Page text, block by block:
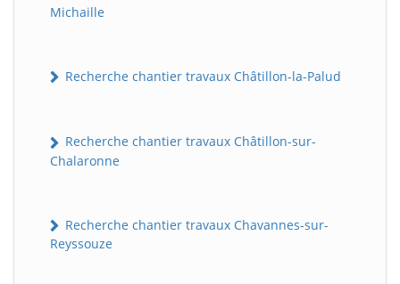
Michaille
Recherche chantier travaux Châtillon-la-Palud
Recherche chantier travaux Châtillon-sur-
Chalaronne
Recherche chantier travaux Chavannes-sur-
Reyssouze